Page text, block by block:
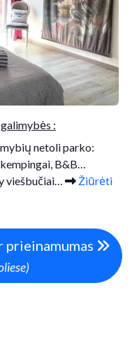
:
netoli parko:
B&B…
viešbučiai…
Žiūrėti
prieinamumas